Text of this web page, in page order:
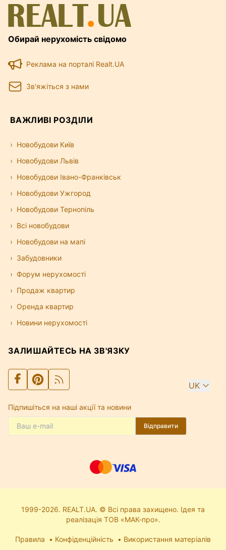
Обирай нерухомість свідомо
Реклама на порталі Realt.UA
Зв'яжіться з нами
ВАЖЛИВІ РОЗДІЛИ
Новобудови Київ
Новобудови Львів
Новобудови Івано-Франківськ
Новобудови Ужгород
Новобудови Тернопіль
Всі новобудови
Новобудови на мапі
Забудовники
Форум нерухомості
Продаж квартир
Оренда квартир
Новини нерухомості
ЗАЛИШАЙТЕСЬ НА ЗВ'ЯЗКУ
UK
Підпишіться на наші акції та новини
Відправити
1999-2026. REALT.UA. © Всі права захищено. Ідея та
реалізація ТОВ «МАК-про».
Правила Конфіденційність Використання матеріалів